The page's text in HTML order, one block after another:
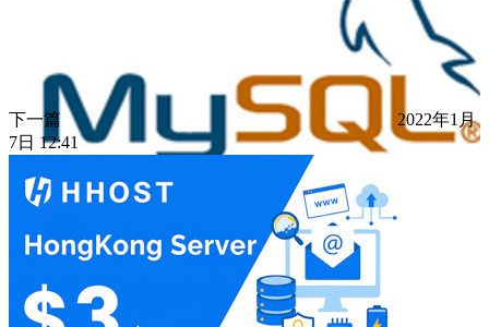
下一篇
2022年1月
7日 12:41